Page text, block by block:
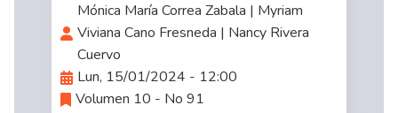
Mónica María Correa Zabala | Myriam
Viviana Cano Fresneda | Nancy Rivera
Cuervo
Lun, 15/01/2024 - 12:00
Volumen 10 - No 91